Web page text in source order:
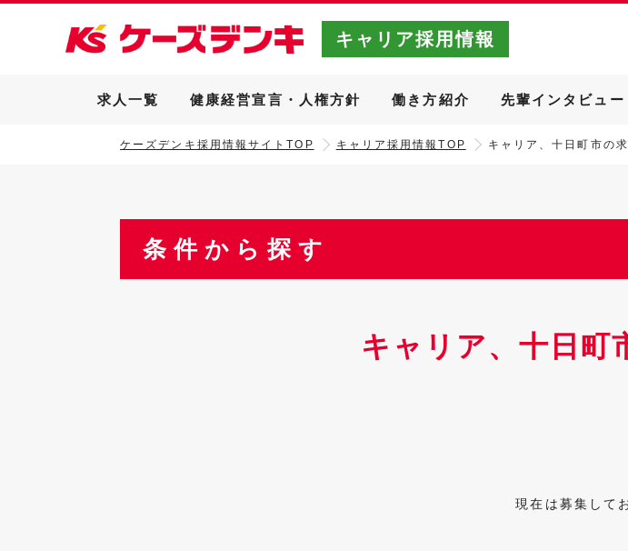
キャリア採用情報
求人一覧 健康経営宣言・人権方針 働き方紹介 先輩インタビュー
ケーズデンキ採用情報サイトTOP キャリア採用情報TOP キャリア、十日町市の
条件から探す
キャリア、十日町
現在は募集して